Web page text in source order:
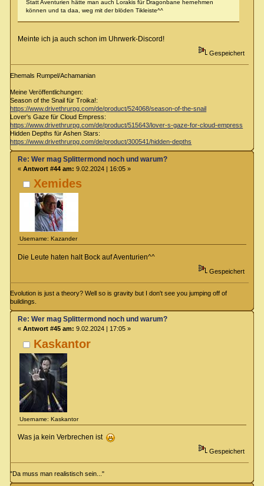
Statt Aventurien hätte man auch Lorakis für Dragonbane hernehmen
können und ta daa, weg mit der blöden Tikleiste^^
Meinte ich ja auch schon im Uhrwerk-Discord!
Gespeichert
Ehemals Rumpel/Achamanian
Meine Veröffentlichungen:
Season of the Snail für Troika!:
https://www.drivethrurpg.com/de/product/524068/season-of-the-snail
Lover's Gaze für Cloud Empress:
https://www.drivethrurpg.com/de/product/515643/lover-s-gaze-for-cloud-empress
Hidden Depths für Ashen Stars:
https://www.drivethrurpg.com/de/product/300541/hidden-depths
Xemides
Username: Kazander
Re: Wer mag Splittermond noch und warum?
« Antwort #44 am: 9.02.2024 | 16:05 »
Die Leute haten halt Bock auf Aventurien^^
Gespeichert
Evolution is just a theory? Well so is gravity but I don't see you jumping off of
buildings.
Kaskantor
Username: Kaskantor
Re: Wer mag Splittermond noch und warum?
« Antwort #45 am: 9.02.2024 | 17:05 »
Was ja kein Verbrechen ist
Gespeichert
"Da muss man realistisch sein..."